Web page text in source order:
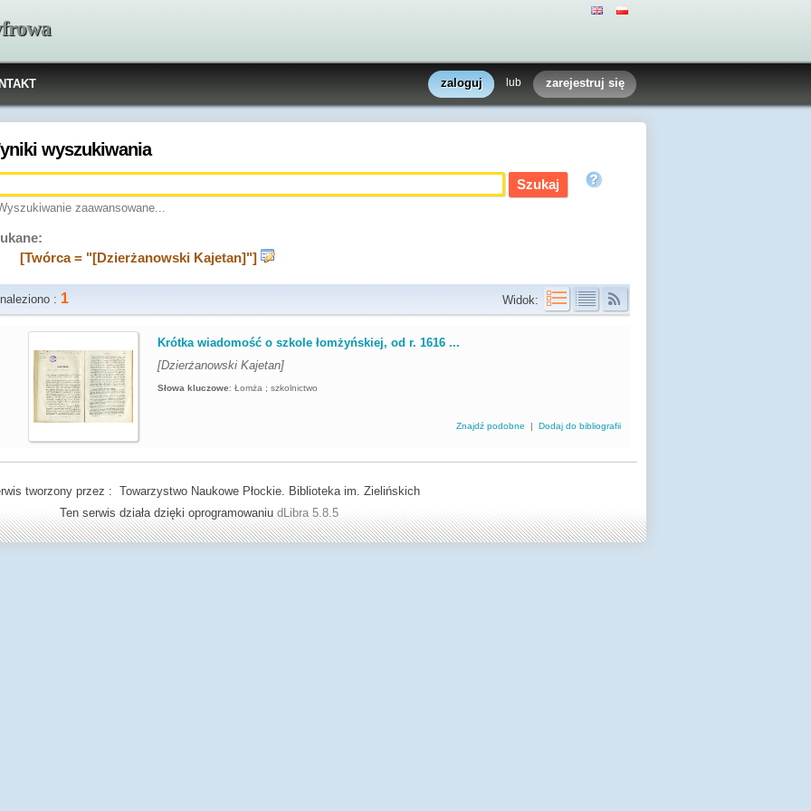
zaloguj lub zarejestruj się
wyszukiwania
zaawansowane...
[Twórca = "[Dzierżanowski Kajetan]"]
: 1 Widok:
Krótka wiadomość o szkole łomżyńskiej, od r. 1616 ...
[Dzierżanowski Kajetan]
Słowa kluczowe:Łomża ; szkolnictwo
Znajdź podobne |Dodaj do bibliografii
tworzony przez : Towarzystwo Naukowe Płockie. Biblioteka im. Zielińskich
Ten serwis działa dzięki oprogramowaniu dLibra 5.8.5